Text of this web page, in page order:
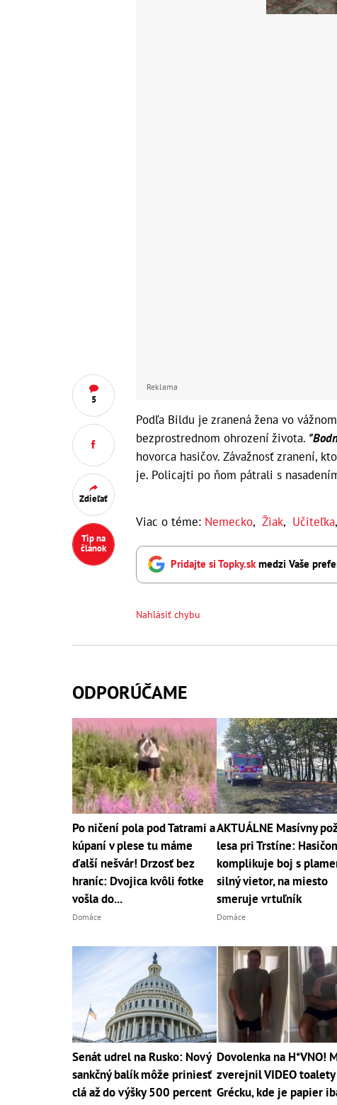
5
Zdieľať
Tip na
článok
Reklama
Podľa Bildu je zranená žena vo
bezprostrednom ohrození života.
hovorca hasičov. Závažnosť zranení,
je. Policajti po ňom pátrali s
Viac o téme: Nemecko, Žiak, Učiteľka,
Pridajte si Topky.skmedzi Vaše
Nahlásiť chybu
ODPORÚČAME
Po ničení pola pod Tatrami a
kúpaní v plese tu máme
ďalší nešvár! Drzosť bez
hraníc: Dvojica kvôli fotke
vošla do...
Domáce
AKTUÁLNE Masívny
lesa pri Trstíne:
komplikuje boj s
silný vietor, na miesto
smeruje vrtuľník
Domáce
Senát udrel na Rusko: Nový
sankčný balík môže priniesť
clá až do výšky 500 percent
Dovolenka na H*VNO!
zverejnil VIDEO toalety
Grécku, kde je papier